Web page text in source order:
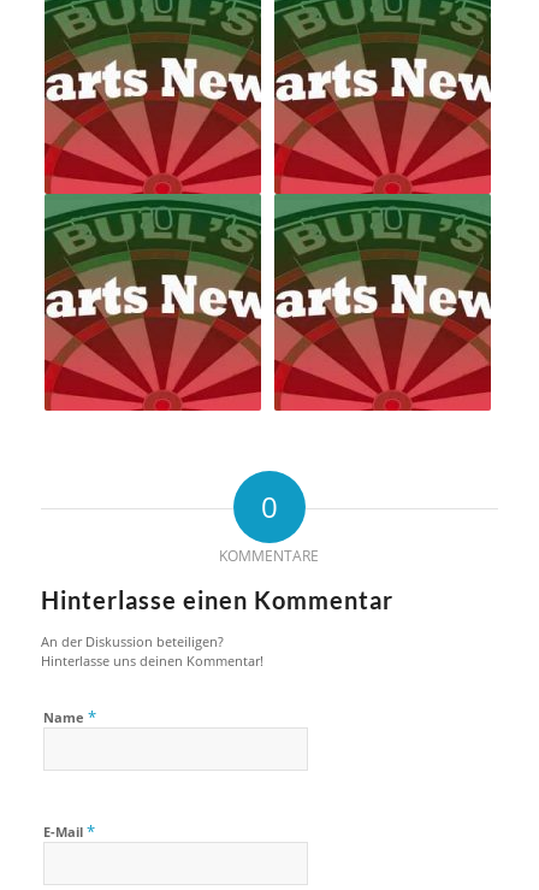
0
KOMMENTARE
Hinterlasse einen Kommentar
An der Diskussion beteiligen?
Hinterlasse uns deinen Kommentar!
Name *
E-Mail *